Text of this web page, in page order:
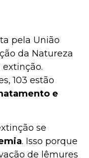
pela União
da Natureza
extinção.
103 estão
e
se
. Isso porque
de lêmures